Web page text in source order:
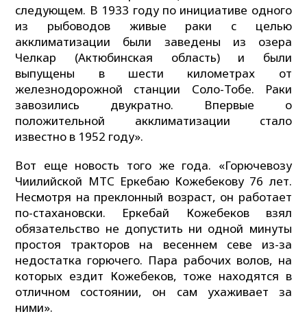
следующем. В 1933 году по инициативе одного
из рыбоводов живые раки с целью
акклиматизации были заведены из озера
Челкар (Актюбинская область) и были
выпущены в шести километрах от
железнодорожной станции Соло-Тобе. Раки
завозились двукратно. Впервые о
положительной акклиматизации стало
известно в 1952 году».
Вот еще новость того же года. «Горючевозу
Чиилийской МТС Еркебаю Кожебекову 76 лет.
Несмотря на преклонный возраст, он работает
по-стахановски. Еркебай Кожебеков взял
обязательство не допустить ни одной минуты
простоя тракторов на весеннем севе из-за
недостатка горючего. Пара рабочих волов, на
которых ездит Кожебеков, тоже находятся в
отличном состоянии, он сам ухаживает за
ними».